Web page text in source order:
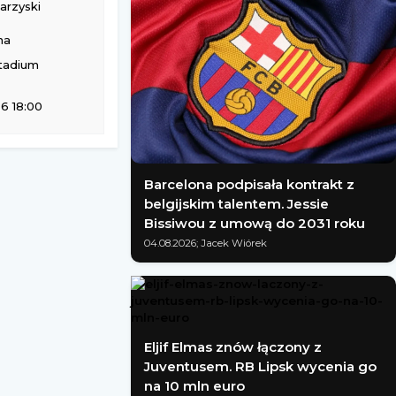
18:00
Barcelona podpisała kontrakt z
belgijskim talentem. Jessie
Bissiwou z umową do 2031 roku
04.08.2026; Jacek Wiórek
Eljif Elmas znów łączony z
Juventusem. RB Lipsk wycenia go
na 10 mln euro